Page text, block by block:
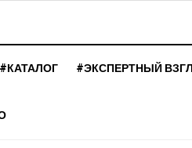
#КАТАЛОГ #ЭКСПЕРТНЫЙ